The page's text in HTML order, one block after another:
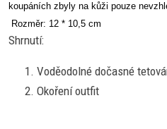
koupáních zbyly na kůži pouze
Rozměr: 12 * 10,5 cm
Shrnutí:
Voděodolné dočasné
Okoření outfit